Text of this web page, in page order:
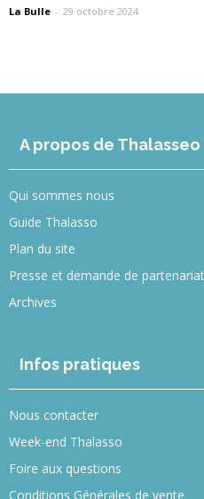
La Bulle - 29 octobre 2024
A propos de Thalasseo
Qui sommes nous
Guide Thalasso
Plan du site
Presse et demande de partenariat
Archives
Infos pratiques
Nous contacter
Week-end Thalasso
Foire aux questions
Conditions Générales de vente